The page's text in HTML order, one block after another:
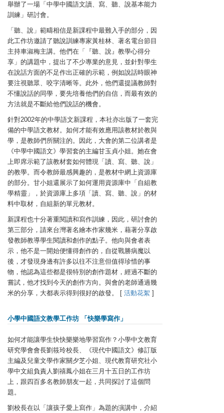
舉辦了一場「中學中國語文讀、寫、聽、說基本能力
訓練」研討會。
「聽、說」範疇相信是新課程中最難入手的部分，因
此工作坊邀請了聽說訓練專家黃桂林、著名電台節目
主持車淑梅主講。他們在「『聽、說』教學心得分
享」的講題中，提出了不少專業的意見，並針對學生
在說話方面的不足作出正確的示範，例如說話時眼神
要注視聽眾、咬字清晰等。此外，他們還提議教師對
不懂說話的同學，要先培養他們的自信，而最有效的
方法就是不斷給他們說話的機會。
針對2002年的中學語文新課程，本社亦出版了一套完
備的中學語文教材。如何才能有效應用該教材於教與
學，是教師們所關注的。因此，大會的第二位講者是
《中學中國語文》學習套的主編甘玉貞小姐。她在會
上即席示範了該教材套如何體現「讀、寫、聽、說」
的教學。而令教師最感興趣的，是教材中網上資源庫
的部分。甘小姐還展示了如何運用資源庫中「自組教
學精靈」，於資源庫上多項「讀、寫、聽、說」的材
料中取材，自組新的單元教材。
新課程也十分著重閱讀和寫作訓練，因此，研討會的
第三部分，請來台灣著名繪本作家幾米，藉著分享啟
發教師教導學生閱讀和創作的點子。他向與會者表
示，他不是一開始便懂得創作的，自從戰勝病魔以
後，才發現身邊有許多以往不注意但值得珍惜的事
物，他認為這些都是很特別的創作題材，經過不斷的
嘗試，他才找到今天的創作方向。與會的老師通過幾
米的分享，大都表示得到很好的啟發。 [ 活動花絮 ]
小學中國語文教學工作坊 「快樂學寫作」
如何才能讓學生快快樂樂地學習寫作？小學中文教育
研究學會會長劉筱玲校長、《現代中國語文》修訂版
主編及兒童文學作家關夕芝小姐、現代教育研究社小
學中文組負責人劉禧鳳小姐在三月十五日的工作坊
上，跟四百多名教師朋友一起，共同探討了這個問
題。
劉校長在以「讓孩子愛上寫作」為題的演講中，介紹